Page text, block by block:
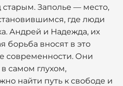
старым. Заполье — место,
где люди
Андрей и Надежда, их
борьба вносят в это
современности. Они
самом глухом,
найти путь к свободе и